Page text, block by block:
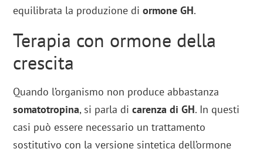
equilibrata la produzione diormone GH.
Terapia con ormone della
crescita
Quando l’organismo non produce abbastanza
somatotropina, si parla dicarenza di GH. In questi
casi può essere necessario un trattamento
sostitutivo con la versione sintetica dell’ormone